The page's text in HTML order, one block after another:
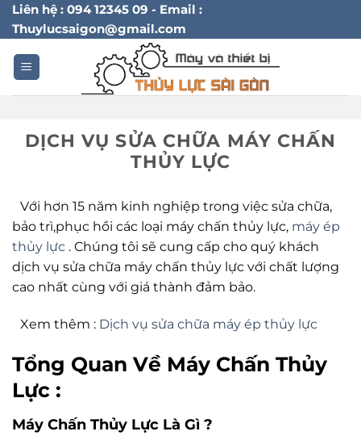
Bỏ
qua
dung
Liên hệ : 094 12345 09 - Email :
Thuylucsaigon@gmail.com
DỊCH VỤ SỬA CHỮA MÁY CHẤN
THỦY LỰC
Với hơn 15 năm kinh nghiệp trong việc sửa chữa,
bảo trì,phục hồi các loại máy chấn thủy lực, máy ép
thủy lực . Chúng tôi sẽ cung cấp cho quý khách
dịch vụ sửa chữa máy chấn thủy lực với chất lượng
cao nhất cùng với giá thành đảm bảo.
Xem thêm : Dịch vụ sửa chữa máy ép thủy lực
Tổng Quan Về Máy Chấn Thủy
Lực :
Máy Chấn Thủy Lực Là Gì ?